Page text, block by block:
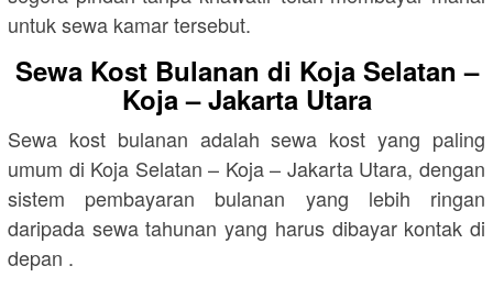
untuk sewa kamar tersebut.
Sewa Kost Bulanan di Koja Selatan –
Koja – Jakarta Utara
Sewa kost bulanan adalah sewa kost yang paling
umum di Koja Selatan – Koja – Jakarta Utara, dengan
sistem pembayaran bulanan yang lebih ringan
daripada sewa tahunan yang harus dibayar kontak di
depan .